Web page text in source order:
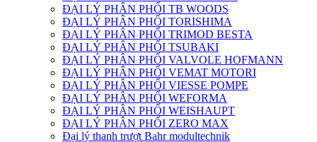
ĐẠI LÝ PHÂN PHỐI TB WOODS
ĐẠI LÝ PHÂN PHỐI TORISHIMA
ĐẠI LÝ PHÂN PHỐI TRIMOD BESTA
ĐẠI LÝ PHÂN PHỐI TSUBAKI
ĐẠI LÝ PHÂN PHỐI VALVOLE HOFMANN
ĐẠI LÝ PHÂN PHỐI VEMAT MOTORI
ĐẠI LÝ PHÂN PHỐI VIESSE POMPE
ĐẠI LÝ PHÂN PHỐI WEFORMA
ĐẠI LÝ PHÂN PHỐI WEISHAUPT
ĐẠI LÝ PHÂN PHỐI ZERO MAX
Đại lý thanh trượt Bahr modultechnik